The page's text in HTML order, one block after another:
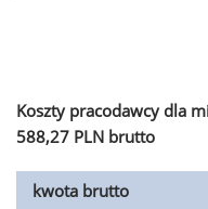
Koszty pracodawcy dla
588,27 PLN brutto
kwota brutto